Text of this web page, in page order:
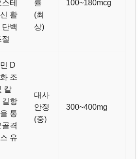
테
활
단백
절
률
(최
상)
100~180mcg
D
조
칼
길항
통
골격
유
대사
안정
(중)
300~400mg